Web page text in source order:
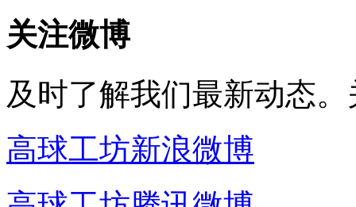
关注微博
及时了解我们最新动态
高球工坊新浪微博